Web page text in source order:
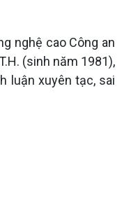
nghệ cao Công an
(sinh năm 1981),
luận xuyên tạc, sai